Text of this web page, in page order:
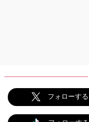
フォローする